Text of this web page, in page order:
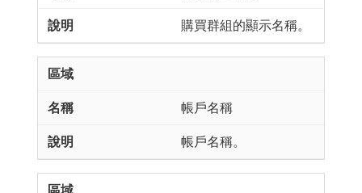
購買群組的顯示名稱。
帳戶名稱
帳戶名稱。